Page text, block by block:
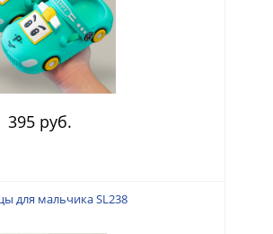
395 руб.
для мальчика SL238